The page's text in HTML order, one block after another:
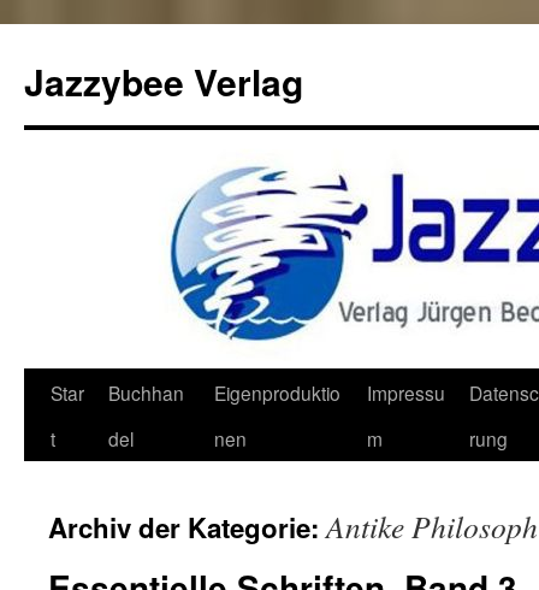
Jazzybee Verlag
Zum
Inhalt
Star
t
Buchhan
del
Eigenproduktio
nen
Impressu
m
rung
Archiv der Kategorie:Antike